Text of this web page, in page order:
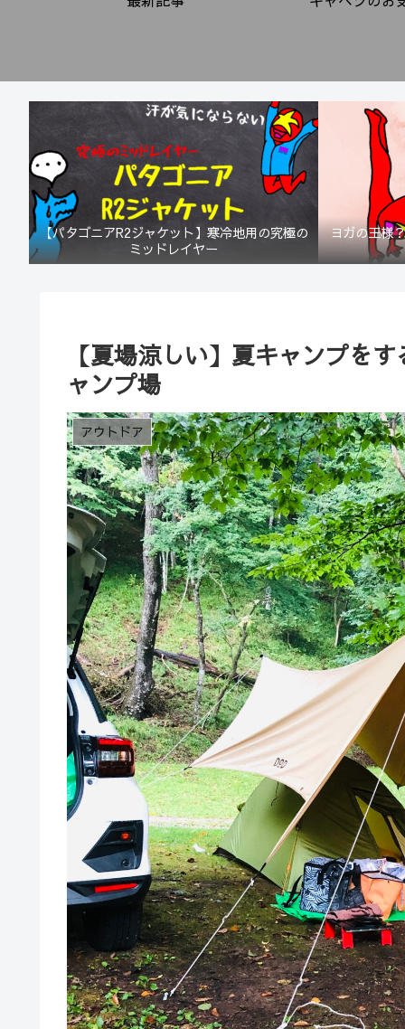
【パタゴニアR2ジャケット】寒冷地用の究極の
ミッドレイヤー
ヨガの王様
【夏場涼しい】夏キャンプを
ャンプ場
アウトドア